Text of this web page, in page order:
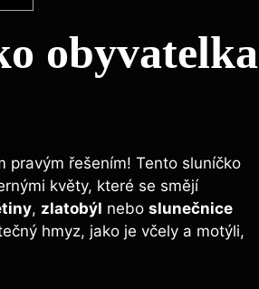
obyvatelka
pravým řešením! Tento sluníčko
květy, které se smějí
, zlatobýl nebo slunečnice
hmyz, jako je včely a motýli,